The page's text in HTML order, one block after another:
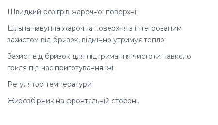
Швидкий розігрів жарочної поверхні;
Цільна чавунна жарочна поверхня з інтегрованим
захистом від бризок, відмінно утримує тепло;
Захист від бризок для підтримання чистоти навколо
гриля під час приготування їжі;
Регулятор температури;
Жирозбірник на фронтальній стороні.